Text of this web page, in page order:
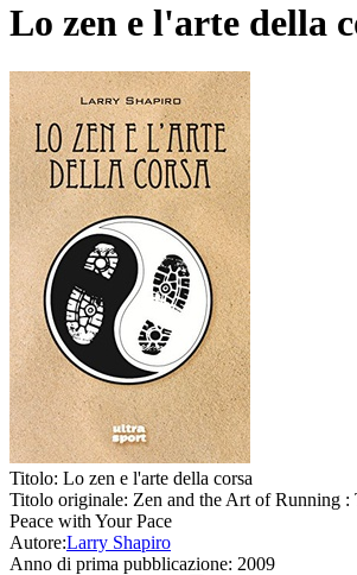
Lo zen e l'arte della
Titolo: Lo zen e l'arte della corsa
Titolo originale: Zen and the Art of Running :
Peace with Your Pace
Autore:Larry Shapiro
Anno di prima pubblicazione: 2009